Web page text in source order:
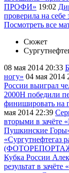
ПРОФИ» 19:02
проверила на
Посмотреть все
Сюжет
08 мая 2014 20:33
ногу» 04 мая 2014
России выиграл
2000Н победили
финишировать на
мая 2014 22:39
вторыми в зачёте
Пушкинские
«Сургутнефтегаз
Кубка России
результат в